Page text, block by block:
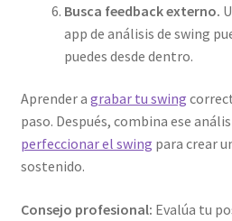
Busca feedback externo.
app de análisis de swing
puedes desde dentro.
Aprender a grabar tu swing
paso. Después, combina ese
perfeccionar el swing para crear
sostenido.
Consejo profesional: Evalúa tu